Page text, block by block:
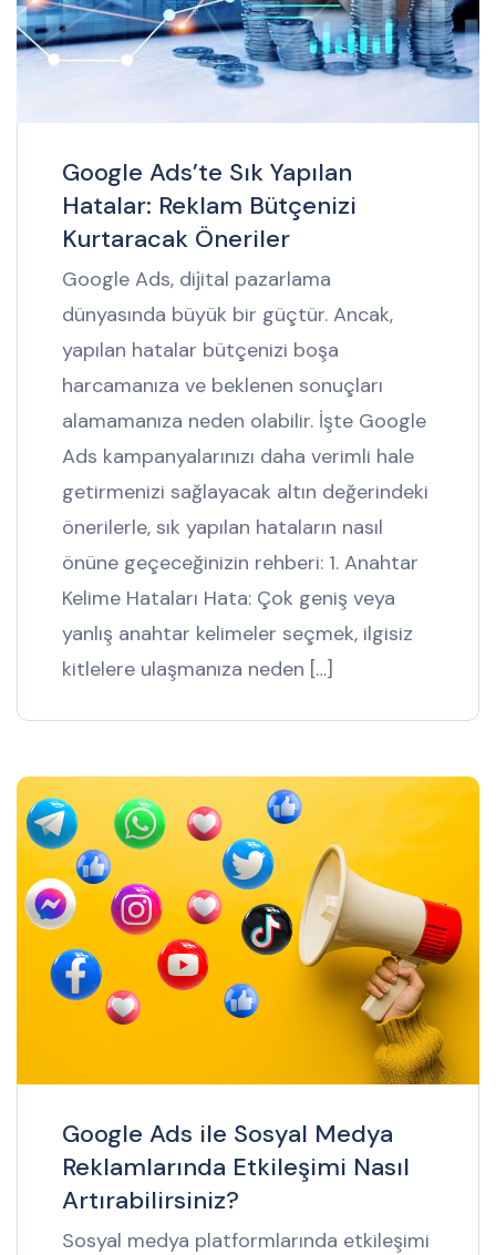
Google Ads’te Sık Yapılan
Hatalar: Reklam Bütçenizi
Kurtaracak Öneriler
Google Ads, dijital pazarlama
dünyasında büyük bir güçtür. Ancak,
yapılan hatalar bütçenizi boşa
harcamanıza ve beklenen sonuçları
alamamanıza neden olabilir. İşte Google
Ads kampanyalarınızı daha verimli hale
getirmenizi sağlayacak altın değerindeki
önerilerle, sık yapılan hataların nasıl
önüne geçeceğinizin rehberi: 1. Anahtar
Kelime Hataları Hata: Çok geniş veya
yanlış anahtar kelimeler seçmek, ilgisiz
kitlelere ulaşmanıza neden […]
Google Ads ile Sosyal Medya
Reklamlarında Etkileşimi Nasıl
Artırabilirsiniz?
Sosyal medya platformlarında etkileşimi